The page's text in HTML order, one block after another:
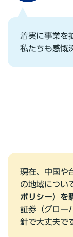
着実に事業を
私たちも感慨
現在、中国や
の地域につい
ポリシー）を
証券（グロー
針で⼤丈夫で